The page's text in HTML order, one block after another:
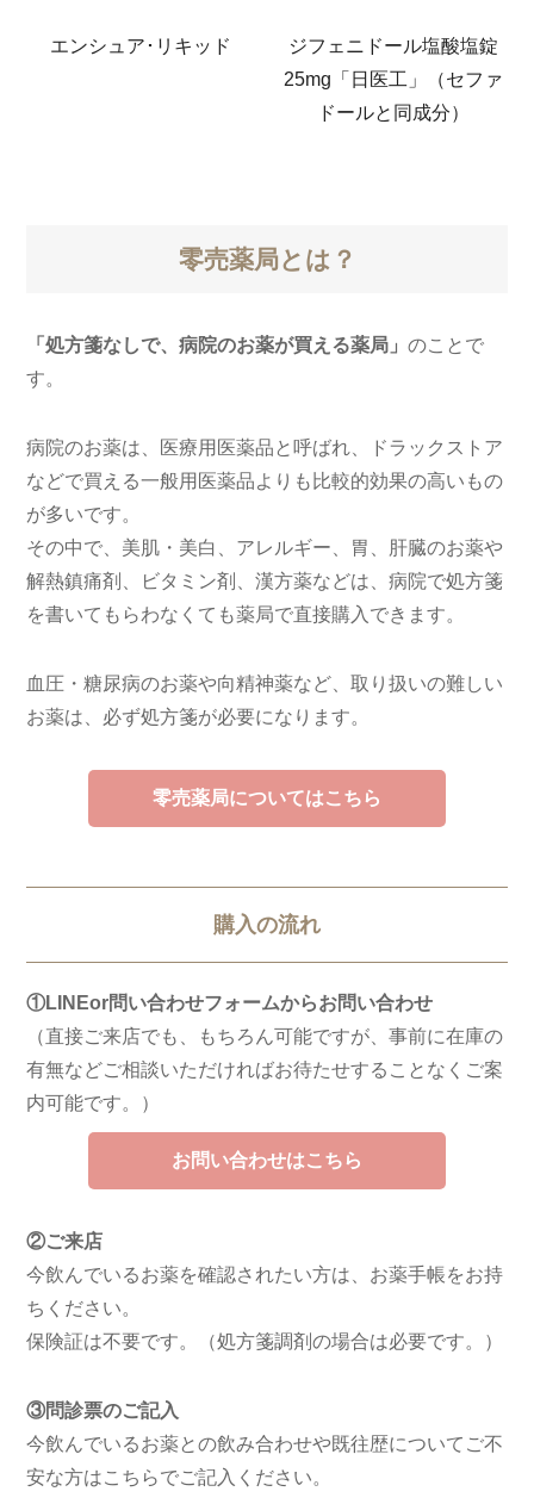
エンシュア･リキッド
ジフェニドール塩酸塩錠
25mg「日医工」（セファ
ドールと同成分）
零売薬局とは？
「処方箋なしで、病院のお薬が買える薬局」のことで
す。
病院のお薬は、医療用医薬品と呼ばれ、ドラックストア
などで買える一般用医薬品よりも比較的効果の高いもの
が多いです。
その中で、美肌・美白、アレルギー、胃、肝臓のお薬や
解熱鎮痛剤、ビタミン剤、漢方薬などは、病院で処方箋
を書いてもらわなくても薬局で直接購入できます。
血圧・糖尿病のお薬や向精神薬など、取り扱いの難しい
お薬は、必ず処方箋が必要になります。
零売薬局についてはこちら
購入の流れ
①LINEor問い合わせフォームからお問い合わせ
（直接ご来店でも、もちろん可能ですが、事前に在庫の
有無などご相談いただければお待たせすることなくご案
内可能です。）
お問い合わせはこちら
②ご来店
今飲んでいるお薬を確認されたい方は、お薬手帳をお持
ちください。
保険証は不要です。（処方箋調剤の場合は必要です。）
③問診票のご記入
今飲んでいるお薬との飲み合わせや既往歴についてご不
安な方はこちらでご記入ください。